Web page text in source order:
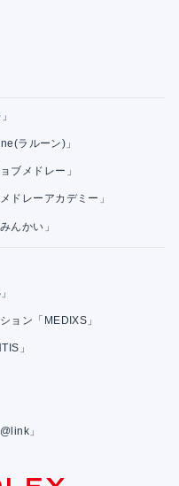
ラルーン)」
ブメドレー」
ドレーアカデミー」
んかい」
ョン「MEDIXS」
」
」